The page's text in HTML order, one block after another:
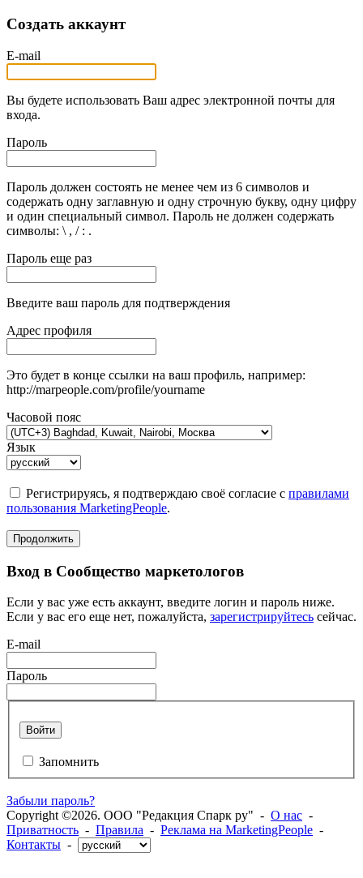
Создать аккаунт
E-mail
Вы будете использовать Ваш адрес электронной почты для
входа.
Пароль
Пароль должен состоять не менее чем из 6 символов и
содержать одну заглавную и одну строчную букву, одну цифру
и один специальный символ. Пароль не должен содержать
символы: \ , / : .
Пароль еще раз
Введите ваш пароль для подтверждения
Адрес профиля
Это будет в конце ссылки на ваш профиль, например:
http://marpeople.com/profile/yourname
Часовой пояс
Язык
Регистрируясь, я подтверждаю своё согласие с правилами
пользования MarketingPeople.
Продолжить
Вход в Сообщество маркетологов
Если у вас уже есть аккаунт, введите логин и пароль ниже.
Если у вас его еще нет, пожалуйста, зарегистрируйтесь сейчас.
E-mail
Пароль
Войти
Запомнить
Забыли пароль?
Copyright ©2026. ООО "Редакция Спарк ру" - О нас -
Приватность - Правила - Реклама на MarketingPeople -
Контакты -